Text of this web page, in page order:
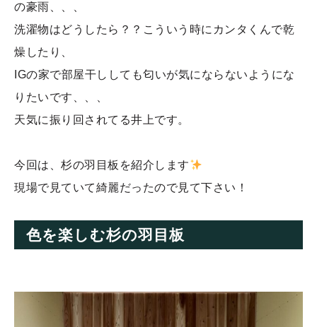
の豪雨、、、
洗濯物はどうしたら？？こういう時にカンタくんで乾
燥したり、
IGの家で部屋干ししても匂いが気にならないようにな
りたいです、、、
天気に振り回されてる井上です。
今回は、杉の羽目板を紹介します
現場で見ていて綺麗だったので見て下さい！
色を楽しむ杉の羽目板